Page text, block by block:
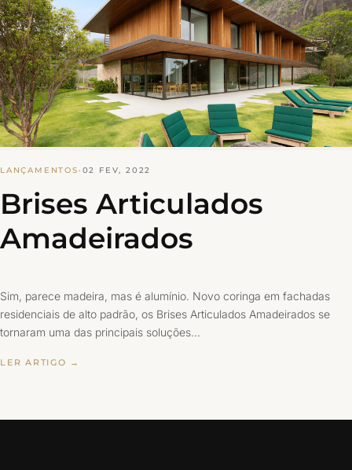
LANÇAMENTOS· 02 FEV, 2022
Brises Articulados
Amadeirados
Sim, parece madeira, mas é alumínio. Novo coringa em fachadas
residenciais de alto padrão, os Brises Articulados Amadeirados se
tornaram uma das principais soluções…
LER ARTIGO →